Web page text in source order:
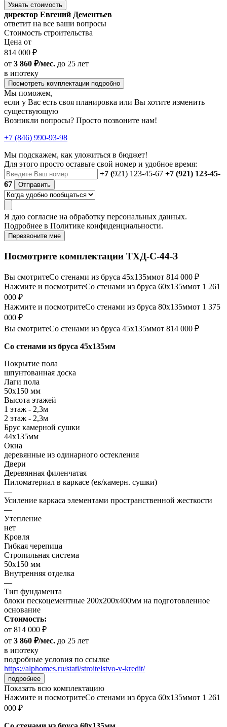
Узнать стоимость
директор Евгений Дементьев
ответит на все ваши вопросы
Стоимость строительства
Цена от
814 000 ₽
от 3 860 ₽/мес. до 25 лет
в ипотеку
Посмотреть комплектации подробно
Мы поможем,
если у Вас есть своя планировка или Вы хотите изменить
существующую
Возникли вопросы? Просто позвоните нам!
+7 (846) 990-93-98
Мы подскажем, как уложиться в бюджет!
Для этого просто оставьте свой номер и удобное время:
+7 (921) 123-45-67 +7 (921) 123-45-
67
Отправить
Я даю согласие на обработку персональных данных.
Подробнее в Политике конфиденциальности.
Перезвоните мне
Посмотрите комплектации ТХД-С-44-З
Вы смотритеСо стенами из бруса 45х135ммот 814 000 ₽
Нажмите и посмотритеСо стенами из бруса 60х135ммот 1 261
000 ₽
Нажмите и посмотритеСо стенами из бруса 80х135ммот 1 375
000 ₽
Вы смотритеСо стенами из бруса 45х135ммот 814 000 ₽
Со стенами из бруса 45х135мм
Покрытие пола
шпунтованная доска
Лаги пола
50х150 мм
Высота этажей
1 этаж - 2,3м
2 этаж - 2,3м
Брус камерной сушки
44х135мм
Окна
деревянные из одинарного остекления
Двери
Деревянная филенчатая
Пиломатериал в каркасе (ев/камерн. сушки)
—
Усиление каркаса элементами пространственной жесткости
—
Утепление
нет
Кровля
Гибкая черепица
Стропильная система
50х150 мм
Внутренняя отделка
—
Тип фундамента
блоки пескоцементные 200х200х400мм на подготовленное
основание
Стоимость:
от 814 000 ₽
от 3 860 ₽/мес. до 25 лет
в ипотеку
подробные условия по ссылке
https://alphomes.ru/stati/stroitelstvo-v-kredit/
подробнее
Показать всю комплектацию
Нажмите и посмотритеСо стенами из бруса 60х135ммот 1 261
000 ₽